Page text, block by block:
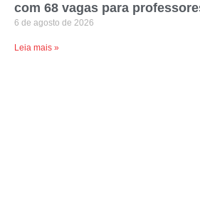
com 68 vagas para
6 de agosto de 2026
Leia mais »